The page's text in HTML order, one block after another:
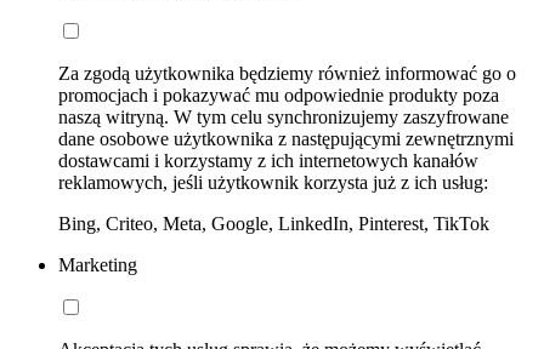
Za zgodą użytkownika będziemy również informować go o
promocjach i pokazywać mu odpowiednie produkty poza
naszą witryną. W tym celu synchronizujemy zaszyfrowane
dane osobowe użytkownika z następującymi zewnętrznymi
dostawcami i korzystamy z ich internetowych kanałów
reklamowych, jeśli użytkownik korzysta już z ich usług:
Bing, Criteo, Meta, Google, LinkedIn, Pinterest, TikTok
Marketing